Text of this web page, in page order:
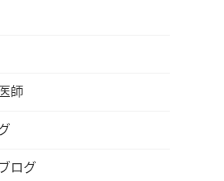
師
ログ